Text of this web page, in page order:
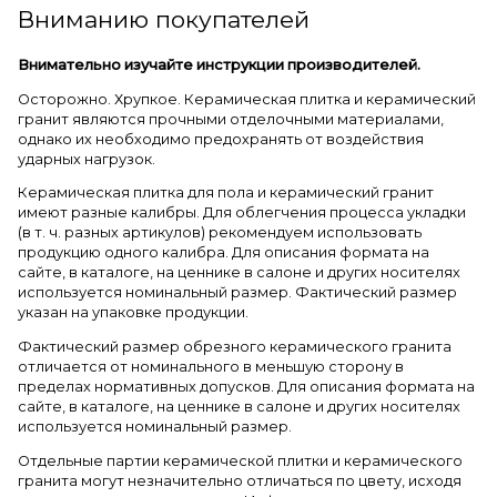
Вниманию покупателей
Внимательно изучайте инструкции производителей.
Осторожно. Хрупкое. Керамическая плитка и керамический
гранит являются прочными отделочными материалами,
однако их необходимо предохранять от воздействия
ударных нагрузок.
Керамическая плитка для пола и керамический гранит
имеют разные калибры. Для облегчения процесса укладки
(в т. ч. разных артикулов) рекомендуем использовать
продукцию одного калибра. Для описания формата на
сайте, в каталоге, на ценнике в салоне и других носителях
используется номинальный размер. Фактический размер
указан на упаковке продукции.
Фактический размер обрезного керамического гранита
отличается от номинального в меньшую сторону в
пределах нормативных допусков. Для описания формата на
сайте, в каталоге, на ценнике в салоне и других носителях
используется номинальный размер.
Отдельные партии керамической плитки и керамического
гранита могут незначительно отличаться по цвету, исходя